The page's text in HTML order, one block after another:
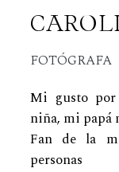
FOTÓGRAFA
Mi gusto por
niña, mi papá
Fan de la
personas